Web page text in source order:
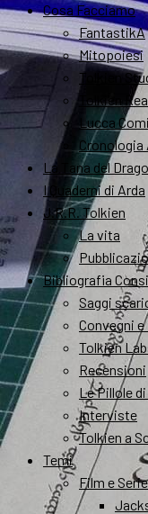
Cosa Facciamo
FantastikA
Mitopoiesi
Tolkien
Tolkien
Lucca
La Tana del Drago
I Quaderni di Arda
J.R.R. Tolkien
La vita
Bibliografia
Saggi
Convegni
Tolkien
Recensioni
Le Pillole
Interviste
Tolkien a
Temi
Film e